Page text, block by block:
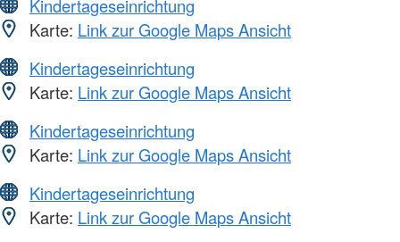
Kindertageseinrichtung
Karte: Link zur Google Maps Ansicht
Kindertageseinrichtung
Karte: Link zur Google Maps Ansicht
Kindertageseinrichtung
Karte: Link zur Google Maps Ansicht
Kindertageseinrichtung
Karte: Link zur Google Maps Ansicht